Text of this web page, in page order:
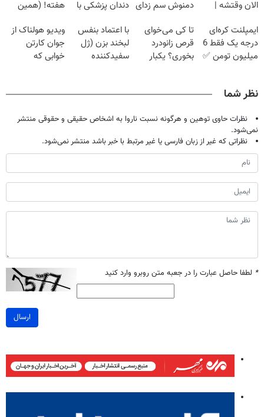
الان وقتشه |
میلیون تومان!!!
دمنوش سم زدای دندان پزشکی با
خانگی
هفته! (همین
صحبت کنید)
ایمپلنت کره‌ای
درجه یک فقط 6
میلیون تومن ✅
تا کی می‌خوای
قرص زانودرد
بخوری؟ یکبار
با اعتماد بنفس
لبخند بزن (ژل
سفیدکننده
ویدیو هولناک از
جوان کارتن
خوابی که
نظر شما
نظرات حاوی توهین و هرگونه نسبت ناروا به اشخاص حقیقی و حقوقی منتشر
نمی‌شود.
نظراتی که غیر از زبان فارسی یا غیر مرتبط با خبر باشد منتشر نمی‌شود.
* لطفا حاصل عبارت را در جعبه متن روبرو وارد کنید
ارسال